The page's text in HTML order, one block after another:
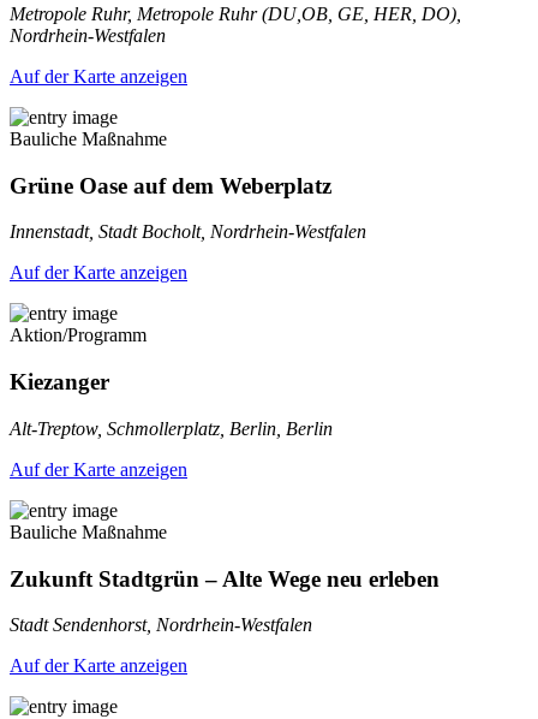
Metropole Ruhr, Metropole Ruhr (DU,OB, GE, HER, DO),
Nordrhein-Westfalen
Auf der Karte anzeigen
Bauliche Maßnahme
Grüne Oase auf dem Weberplatz
Innenstadt, Stadt Bocholt, Nordrhein-Westfalen
Auf der Karte anzeigen
Aktion/Programm
Kiezanger
Alt-Treptow, Schmollerplatz, Berlin, Berlin
Auf der Karte anzeigen
Bauliche Maßnahme
Zukunft Stadtgrün – Alte Wege neu erleben
Stadt Sendenhorst, Nordrhein-Westfalen
Auf der Karte anzeigen